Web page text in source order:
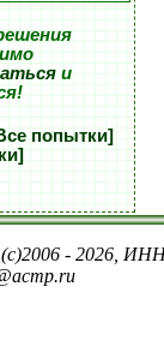
и
попытки]
(c)2006 - 2026,